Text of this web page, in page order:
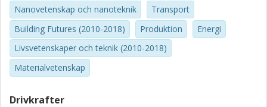
Nanovetenskap och nanoteknik
Transport
Building Futures (2010-2018)
Produktion
Energi
Livsvetenskaper och teknik (2010-2018)
Materialvetenskap
Drivkrafter